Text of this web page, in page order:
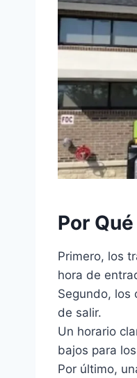
Por
Primero, los
hora de
Segundo, los
de salir.
Un horario
bajos para
Por último,